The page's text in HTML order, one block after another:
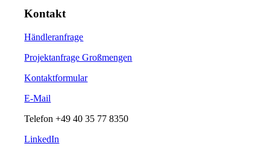
Kontakt
Händleranfrage
Projektanfrage Großmengen
Kontaktformular
E-Mail
Telefon+49 40 35 77 8350
LinkedIn